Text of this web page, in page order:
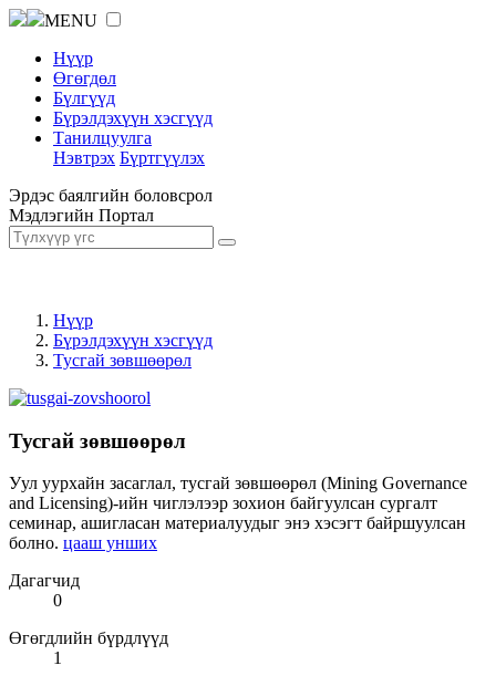
MENU
Нүүр
Өгөгдөл
Бүлгүүд
Бүрэлдэхүүн хэсгүүд
Танилцуулга
Нэвтрэх Бүртгүүлэх
Эрдэс баялгийн боловсрол
Мэдлэгийн Портал
Нүүр
Бүрэлдэхүүн хэсгүүд
Тусгай зөвшөөрөл
Тусгай зөвшөөрөл
Уул уурхайн засаглал, тусгай зөвшөөрөл (Mining Governance
and Licensing)-ийн чиглэлээр зохион байгуулсан сургалт
семинар, ашигласан материалуудыг энэ хэсэгт байршуулсан
болно. цааш унших
Дагагчид
0
Өгөгдлийн бүрдлүүд
1